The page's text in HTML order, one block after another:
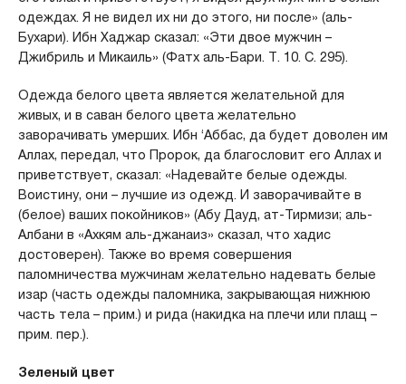
одеждах. Я не видел их ни до этого, ни после» (аль-
Бухари). Ибн Хаджар сказал: «Эти двое мужчин –
Джибриль и Микаиль» (Фатх аль-Бари. Т. 10. С. 295).
Одежда белого цвета является желательной для
живых, и в саван белого цвета желательно
заворачивать умерших. Ибн ‘Аббас, да будет доволен им
Аллах, передал, что Пророк, да благословит его Аллах и
приветствует, сказал: «Надевайте белые одежды.
Воистину, они – лучшие из одежд. И заворачивайте в
(белое) ваших покойников» (Абу Дауд, ат-Тирмизи; аль-
Албани в «Ахкям аль-джанаиз» сказал, что хадис
достоверен). Также во время совершения
паломничества мужчинам желательно надевать белые
изар (часть одежды паломника, закрывающая нижнюю
часть тела – прим.) и рида (накидка на плечи или плащ –
прим. пер.).
Зеленый цвет